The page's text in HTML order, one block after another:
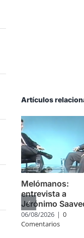
Artículos
Melómanos:
entrevista a
Jerónimo
06/08/2026 | 0
Comentarios